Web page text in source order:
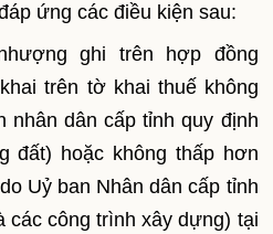
ứng các điều kiện sau:
ghi trên hợp đồng
trên tờ khai thuế không
nhân dân cấp tỉnh quy định
đất) hoặc không thấp hơn
Uỷ ban Nhân dân cấp tỉnh
các công trình xây dựng) tại